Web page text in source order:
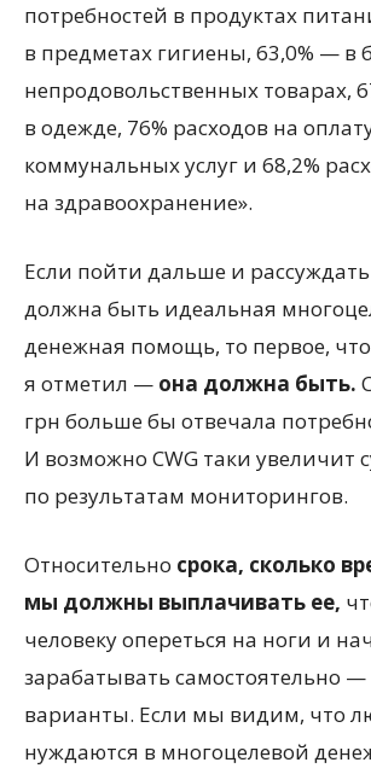
потребностей в продуктах
в предметах гигиены, 63,0% — в
непродовольственных товарах,
в одежде, 76% расходов на
коммунальных услуг и 68,2%
на здравоохранение».
Если пойти дальше и
должна быть идеальная
денежная помощь, то первое,
я отметил — она должна быть.
грн больше бы отвечала
И возможно CWG таки увеличит
по результатам мониторингов.
Относительно срока, сколько
мы должны выплачивать ее,
человеку опереться на ноги и
зарабатывать самостоятельно
варианты. Если мы видим, что
нуждаются в многоцелевой